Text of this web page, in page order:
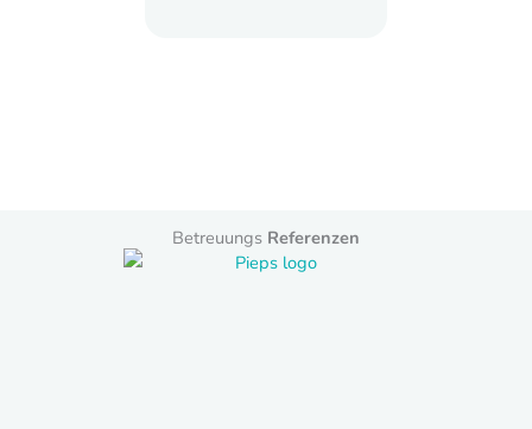
Betreuungs Referenzen